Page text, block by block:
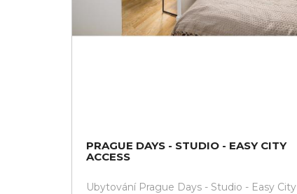
PRAGUE DAYS - STUDIO - EASY CITY
ACCESS
Ubytování Prague Days - Studio - Easy City